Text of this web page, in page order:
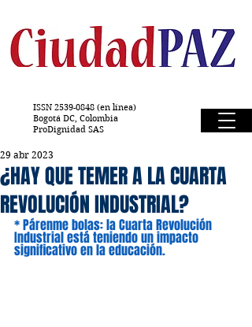
ISSN 2539-0848 (en línea)
Bogotá DC, Colombia
ProDignidad SAS
¿HAY QUE TEMER A LA CUARTA
REVOLUCIÓN INDUSTRIAL?
29 abr 2023
* Párenme bolas: la Cuarta Revolución
Industrial está teniendo un impacto
significativo en la educación.